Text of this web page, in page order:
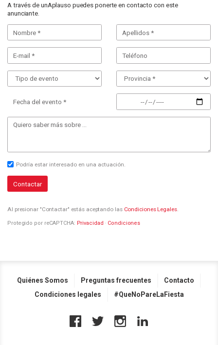
A través de unAplauso puedes ponerte en contacto con este
anunciante.
Fecha del evento *
Podría estar interesado en una actuación.
Contactar
Al presionar "Contactar" estás aceptando las Condiciones Legales.
Protegido por reCAPTCHA: Privacidad · Condiciones
Quiénes Somos Preguntas frecuentes
Contacto
Condiciones legales
#QueNoPareLaFiesta